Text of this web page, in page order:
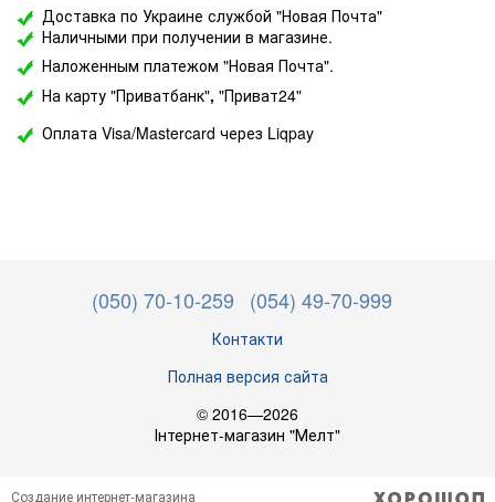
Доставка по Украине службой "Новая Почта"
Наличными при получении в магазине.
Наложенным платежом "Новая Почта".
На карту "Приватбанк", "Приват24"
Оплата Visa/Mastercard через Liqpay
(050) 70-10-259 (054) 49-70-999
Контакти
Полная версия сайта
© 2016—2026
Інтернет-магазин "Мелт"
Создание интернет-магазина